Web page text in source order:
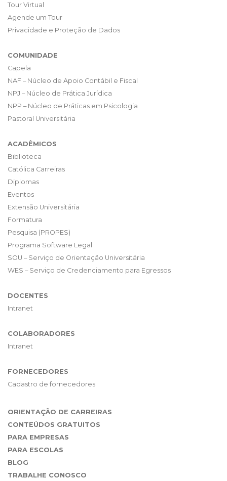
Tour Virtual
Agende um Tour
Privacidade e Proteção de Dados
COMUNIDADE
Capela
NAF – Núcleo de Apoio Contábil e Fiscal
NPJ – Núcleo de Prática Jurídica
NPP – Núcleo de Práticas em Psicologia
Pastoral Universitária
ACADÊMICOS
Biblioteca
Católica Carreiras
Diplomas
Eventos
Extensão Universitária
Formatura
Pesquisa (PROPES)
Programa Software Legal
SOU – Serviço de Orientação Universitária
WES – Serviço de Credenciamento para Egressos
DOCENTES
Intranet
COLABORADORES
Intranet
FORNECEDORES
Cadastro de fornecedores
ORIENTAÇÃO DE CARREIRAS
CONTEÚDOS GRATUITOS
PARA EMPRESAS
PARA ESCOLAS
BLOG
TRABALHE CONOSCO